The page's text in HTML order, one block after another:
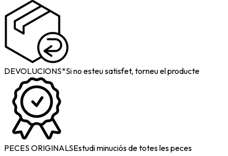
DEVOLUCIONS*Si no esteu satisfet, torneu el producte
PECES ORIGINALSEstudi minuciós de totes les peces